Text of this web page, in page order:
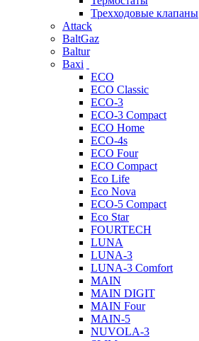
Трехходовые клапаны
Attack
BaltGaz
Baltur
Baxi
ECO
ECO Classic
ECO-3
ECO-3 Compact
ECO Home
ECO-4s
ECO Four
ECO Compact
Eco Life
Eco Nova
ECO-5 Compact
Eco Star
FOURTECH
LUNA
LUNA-3
LUNA-3 Comfort
MAIN
MAIN DIGIT
MAIN Four
MAIN-5
NUVOLA-3